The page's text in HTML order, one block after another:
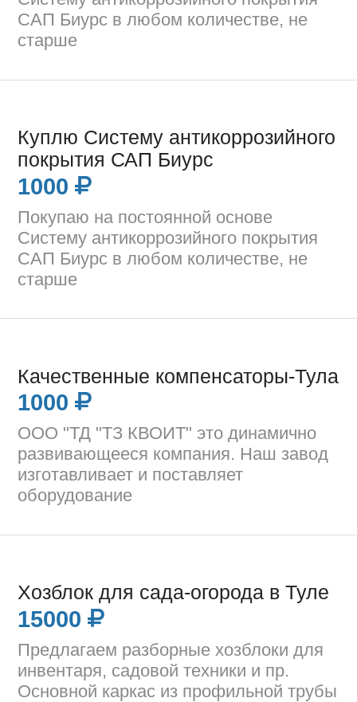
САП Биурс в любом количестве, не
старше
Куплю Систему антикоррозийного
покрытия САП Биурс
1000
Покупаю на постоянной основе
Систему антикоррозийного покрытия
САП Биурс в любом количестве, не
старше
Качественные компенсаторы-Тула
1000
ООО "ТД "ТЗ КВОИТ" это динамично
развивающееся компания. Наш завод
изготавливает и поставляет
оборудование
Хозблок для сада-огорода в Туле
15000
Предлагаем разборные хозблоки для
инвентаря, садовой техники и пр.
Основной каркас из профильной трубы